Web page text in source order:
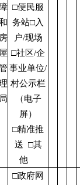
障
房
屋
局
□便民服
务站□入
户/现场
□社区/企
事业单位/
村公示栏
（电子
屏）
□精准推
送 □其
他
□政府网